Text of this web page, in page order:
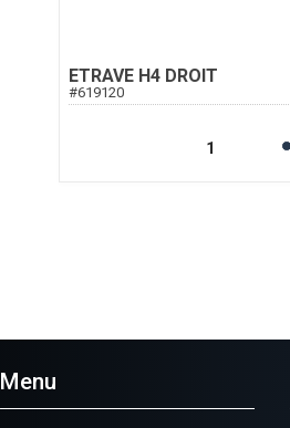
ETRAVE H4 DROIT
#619120
Menu